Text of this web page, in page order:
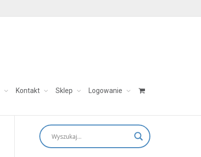
Kontakt Sklep Logowanie
skontaktuj się: aleksandra@charezinska.pl